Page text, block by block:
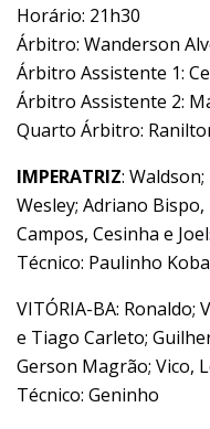
Horário: 21h30
Árbitro: Wanderson
Árbitro Assistente 1:
Árbitro Assistente 2:
Quarto Árbitro:
IMPERATRIZ:
Wesley; Adriano
Campos, Cesinha e
Técnico: Paulinho
VITÓRIA-BA: Ronaldo;
e Tiago Carleto;
Gerson Magrão; Vico,
Técnico: Geninho